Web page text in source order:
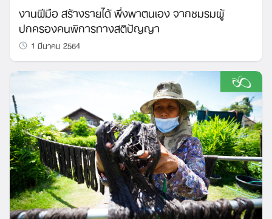
งานฝีมือ สร้างรายได้ พึ่งพาตนเอง จากชมรมผู้
ปกครองคนพิการทางสติปัญญา
1 มีนาคม 2564